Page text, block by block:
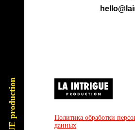
Политика обработки
данных